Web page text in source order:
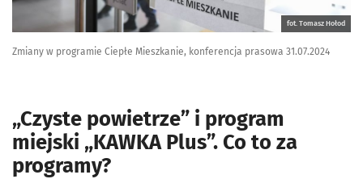
fot. Tomasz Hołod
Zmiany w programie Ciepłe Mieszkanie, konferencja prasowa 31.07.2024
„Czyste powietrze” i program
miejski „KAWKA Plus”. Co to za
programy?